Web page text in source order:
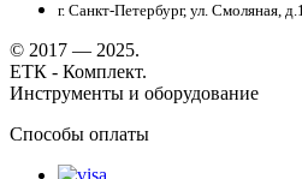
г. Санкт-Петербург, ул. Смоляная,
© 2017 — 2025.
ЕТК - Комплект.
Инструменты и оборудование
Способы оплаты